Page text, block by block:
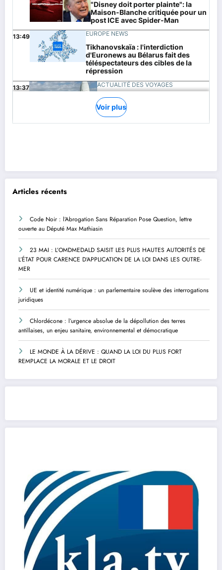
Articles récents
Code Noir : l’Abrogation Sans Réparation Pose Question, lettre
ouverte au Député Max Mathiasin
23 MAI : L’OMDMEDALD SAISIT LES PLUS HAUTES AUTORITÉS DE
L’ÉTAT POUR CARENCE D’APPLICATION DE LA LOI DANS LES OUTRE-
MER
UE et identité numérique : un parlementaire soulève des interrogations
juridiques
Chlordécone : l’urgence absolue de la dépollution des terres
antillaises, un enjeu sanitaire, environnemental et démocratique
LE MONDE À LA DÉRIVE : QUAND LA LOI DU PLUS FORT
REMPLACE LA MORALE ET LE DROIT